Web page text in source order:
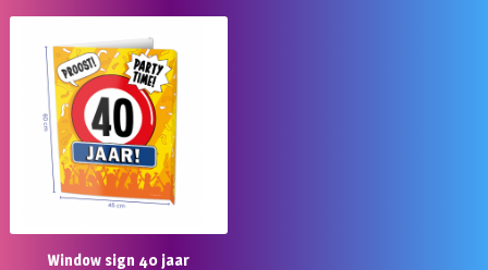
Window sign 40 jaar